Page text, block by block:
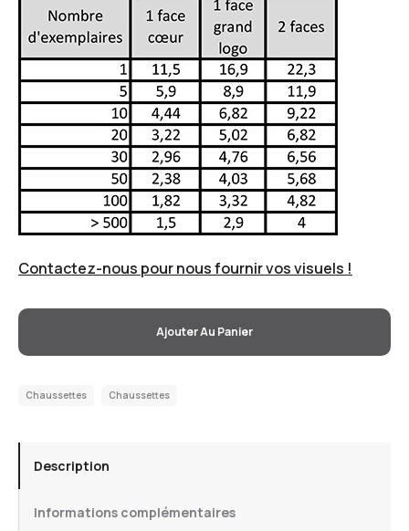
Contactez-nous pour nous fournir vos visuels !
Ajouter Au Panier
Chaussettes Chaussettes
Description
Informations complémentaires